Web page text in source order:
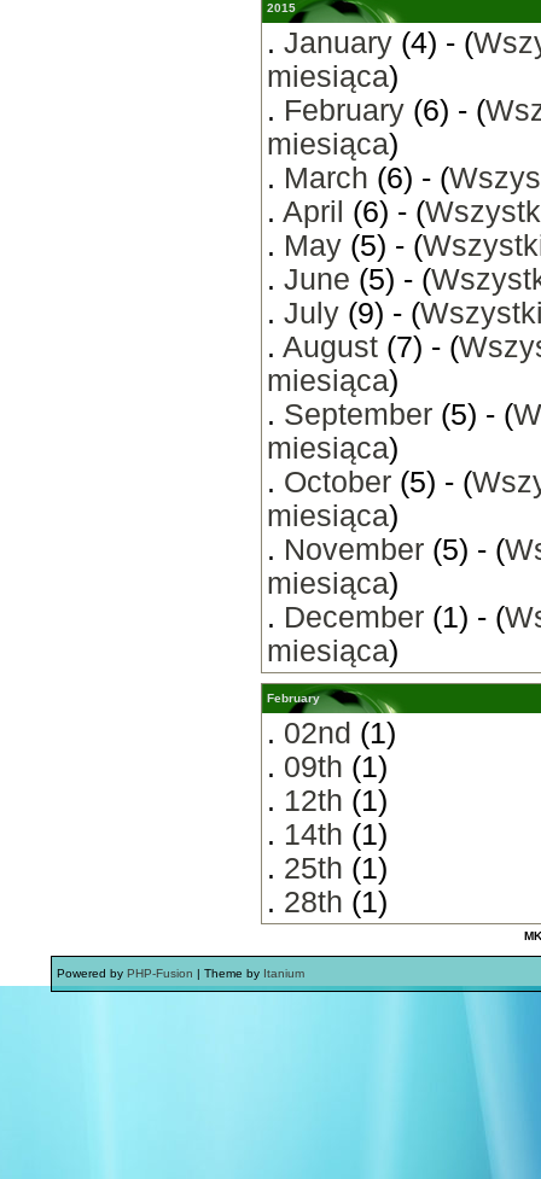
2015
. January (4) - (
miesiąca)
. February (6) - (
miesiąca)
. March (6) - (
. April (6) - (
. May (5) - (
. June (5) - (
. July (9) - (
. August (7) - (
miesiąca)
. September (5) - (
miesiąca)
. October (5) - (
miesiąca)
. November (5) - (
miesiąca)
. December (1) - (
miesiąca)
February
. 02nd (1)
. 09th (1)
. 12th (1)
. 14th (1)
. 25th (1)
. 28th (1)
Powered by PHP-Fusion | Theme by Itanium